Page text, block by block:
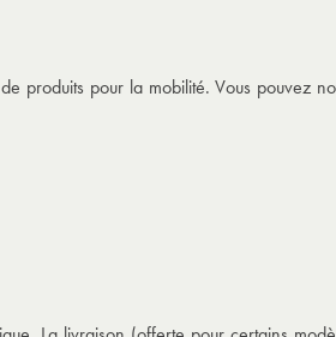
produits pour la mobilité. Vous pouvez